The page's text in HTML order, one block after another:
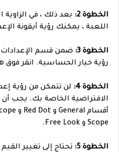
الخطوة 2:
بعد ذلك ، في الزاوية
اللعبة ، يمكنك رؤية أيقونة
الخطوة 3:
ضمن قسم الإعدادات
رؤية خيار الحساسية. انقر فوق
الخطوة 4:
لن تتمكن من رؤية
الافتراضية الخاصة بك. يجب
Scope و Free Look.
الخطوة 5:
تحتاج إلى تغيير